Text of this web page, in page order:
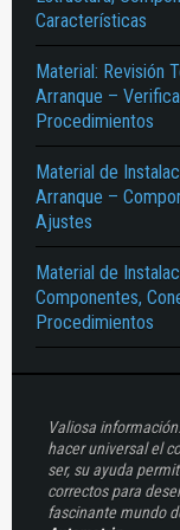
Características
Material: Revisión
Arranque –
Procedimientos
Material de
Arranque –
Ajustes
Material de
Componentes,
Procedimientos
Valiosa
hacer universal el
ser, su ayuda
correctos para
fascinante mundo